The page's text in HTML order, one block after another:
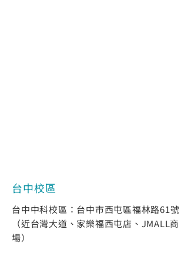
​台中校區
台中中科校區： 台中市西屯區福林路61號
（近台灣大道、家樂福西屯店、JMALL商
場）